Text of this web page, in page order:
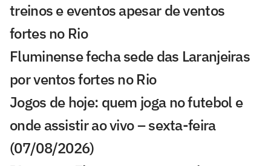
treinos e eventos apesar de ventos
fortes no Rio
Fluminense fecha sede das Laranjeiras
por ventos fortes no Rio
Jogos de hoje: quem joga no futebol e
onde assistir ao vivo – sexta-feira
(07/08/2026)